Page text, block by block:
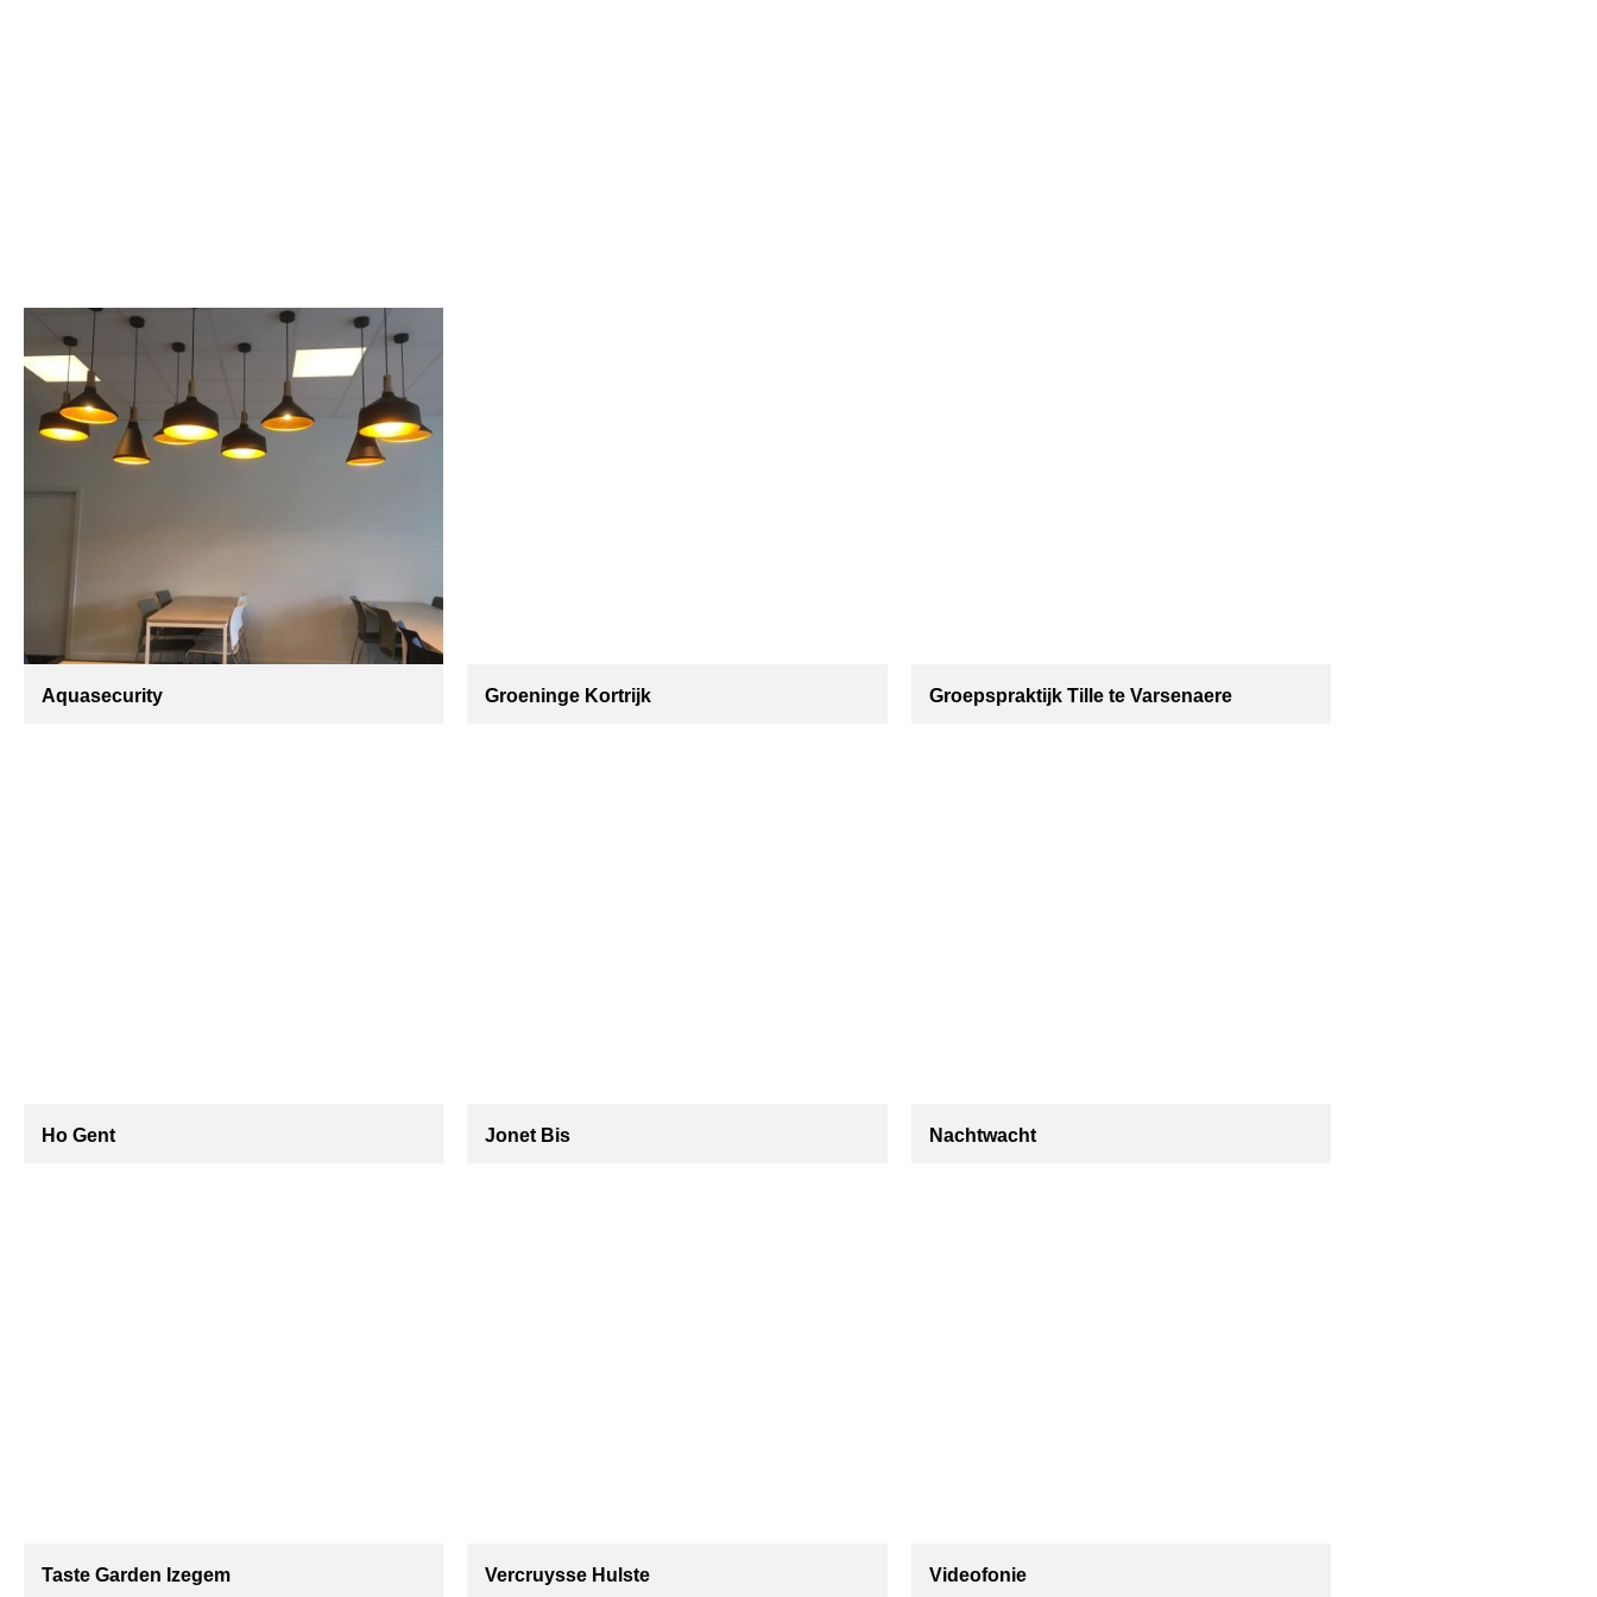
Aquasecurity Groeninge Kortrijk Groepspraktijk Tille te Varsenaere
Ho Gent Jonet Bis Nachtwacht
Taste Garden Izegem Vercruysse Hulste Videofonie